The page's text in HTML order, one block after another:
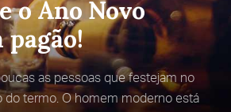
o Ano Novo
pagão!
as pessoas que festejam no
do termo. O homem moderno está